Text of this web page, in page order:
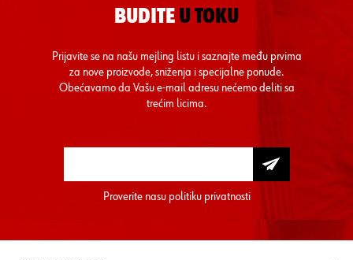
BUDITE U TOKU
Prijavite se na našu mejling listu i saznajte među prvima
za nove proizvode, sniženja i specijalne ponude.
Obećavamo da Vašu e-mail adresu nećemo deliti sa
trećim licima.
Proverite nasu politiku privatnosti